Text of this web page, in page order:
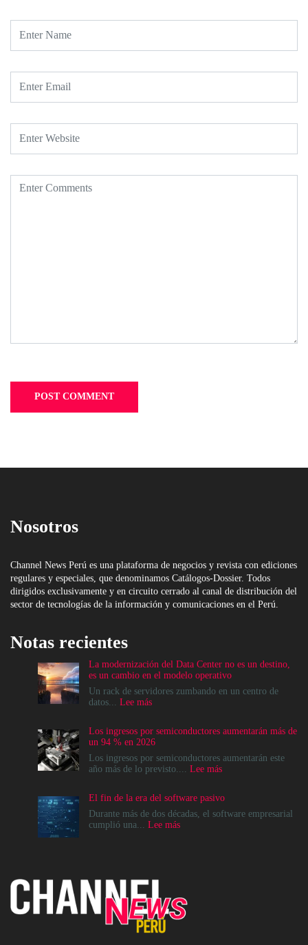
Nosotros
Channel News Perú es una plataforma de negocios y revista con ediciones
regulares y especiales, que denominamos Catálogos-Dossier. Todos
dirigidos exclusivamente y en circuito cerrado al canal de distribución del
sector de tecnologías de la información y comunicaciones en el Perú.
Notas recientes
La modernización del Data Center no es un destino,
es un cambio en el modelo operativo
Un rack de servidores zumbando en un centro de
datos... Lee más:
del
Data
Center
no
destino,
es
un
operativo
Los ingresos por semiconductores aumentarán más de
un 94 % en 2026
Los ingresos por semiconductores aumentarán este
año más de lo previsto.... Lee más:
por
semiconductores
El fin de la era del software pasivo
Durante más de dos décadas, el software empresarial
cumplió una... Lee más:
software
pasivo